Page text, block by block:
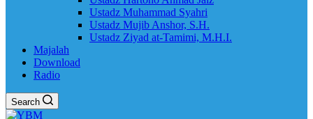
Ustadz Muhammad Syahri
Ustadz Mujib Anshor, S.H.
Ustadz Ziyad at-Tamimi, M.H.I.
Majalah
Download
Radio
Search